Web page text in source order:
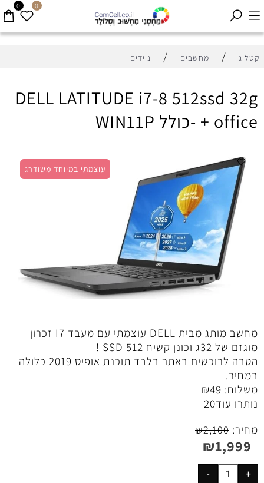
0 0
קטלוג / מחשבים / ניידים
DELL LATITUDE i7-8 512ssd 32g
+ office -כולל WIN11P
עוצמתי במיוחד משודרג
מחשב מותג מבית DELL עוצמתי עם מעבד I7 זכרון
מוגזם של 32ג וכונן קשיח 512 SSD !
הטבה לרוכשים באתר בלבד תוכנת אופיס 2019 כלולה
במחיר.
משלוח:
₪49
נותרו עוד20
מחיר:
₪2,100
₪1,999